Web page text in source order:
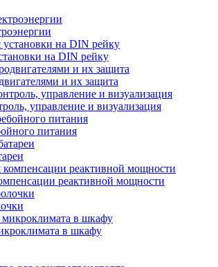
на DIN рейку
и их защита
управление и визуализация
питания
реактивной мощности
в шкафу